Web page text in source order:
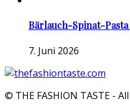
Bärlauch-Spinat-
7. Juni 2026
© THE FASHION TASTE -